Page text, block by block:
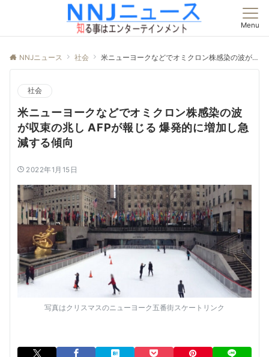
Menu
NNJニュース 社会 米ニューヨークなどでオミクロン株感染の波が収束の兆し AFPが報じる 爆発的に増加し急減する傾向
社会
米ニューヨークなどでオミクロン株感染の波
が収束の兆し AFPが報じる 爆発的に増加し急
減する傾向
2022年1月15日
写真はクリスマスのニューヨーク五番街スケートリンク